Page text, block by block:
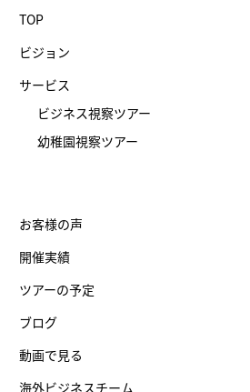
TOP
ビジョン
サービス
ビジネス視察ツアー
幼稚園視察ツアー
お客様の声
開催実績
ツアーの予定
ブログ
動画で見る
海外ビジネスチーム